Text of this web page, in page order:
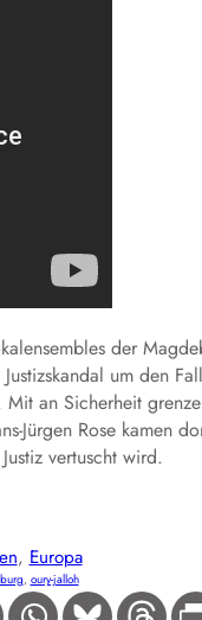
der
um den
an Sicherheit
Jürgen Rose kamen
vertuscht wird.
, Europa
, oury-jalloh